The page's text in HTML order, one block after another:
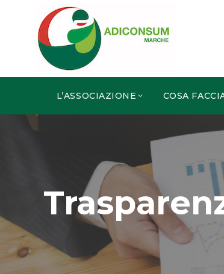
L’ASSOCIAZIONE COSA